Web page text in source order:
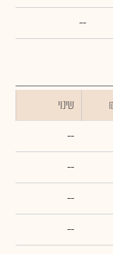
--
שינוי
--
--
--
--